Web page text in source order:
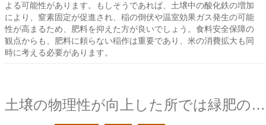
よる可能性があります。もしそうであれば、土壌中の酸化鉄の増加
により、窒素固定が促進され、稲の倒伏や温室効果ガス発生の可能
性が高まるため、肥料を抑えた方が良いでしょう。食料安全保障の
観点からも、肥料に頼らない稲作は重要であり、米の消費拡大も同
時に考える必要があります。
土壌の物理性が向上した所では緑肥の播種が難しくなるかも